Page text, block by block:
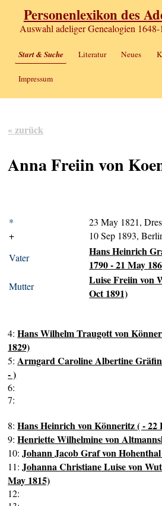
Personenlexikon des
Auswahl adeliger Genealogien 1648-
Start & Suche Literatur Neues
Impressum
« zurück
Anna Freiin von
*
23 May 1821,
+
10 Sep 1893,
Vater
Hans Heinrich
1790 - 21 May
Mutter
Luise Freiin von
Oct 1891)
4:Hans Wilhelm Traugott von
1829)
5:Armgard Caroline Albertine
- )
6:
7:
8:Hans Heinrich von Könneritz ( - 22
9:Henriette Wilhelmine von
10:Johann Jacob Graf von
11:Johanna Christiane Luise von
May 1815)
12: